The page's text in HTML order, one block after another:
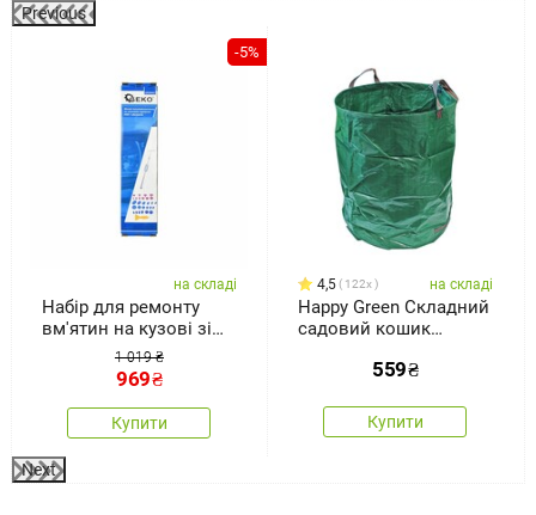
Previous
-5%
на складі
Набір для ремонту
вм'ятин на кузові зі
зворотним молотком
1 019 ₴
969₴
Купити
4,5 122x на складі
Happy Green Складний
садовий кошик
559₴
Купити
Next